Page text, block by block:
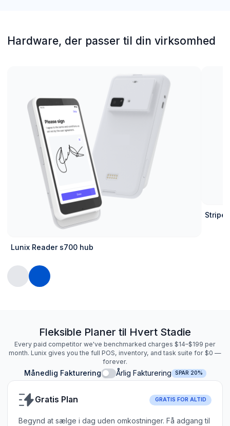
Hardware, der passer til din virksomhed
Lunix Reader s700 hub
Stripe
Fleksible Planer til Hvert Stadie
Every paid competitor we've benchmarked charges $14–$199 per
month. Lunix gives you the full POS, inventory, and task suite for $0 —
forever.
Månedlig Fakturering Årlig Fakturering SPAR 20%
Gratis Plan GRATIS FOR ALTID
Begynd at sælge i dag uden omkostninger. Få adgang til